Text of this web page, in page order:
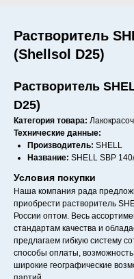
Растворитель
(Shellsol D25)
Растворитель
D25)
Категория товара:
Технические данные:
Производитель: SHELL
Название: SHELL SBP
Условия покупки
Наша компания рада
приобрести растворитель
России оптом. Весь
стандартам качества и
предлагаем гибкую систему
способы оплаты,
широкие географические